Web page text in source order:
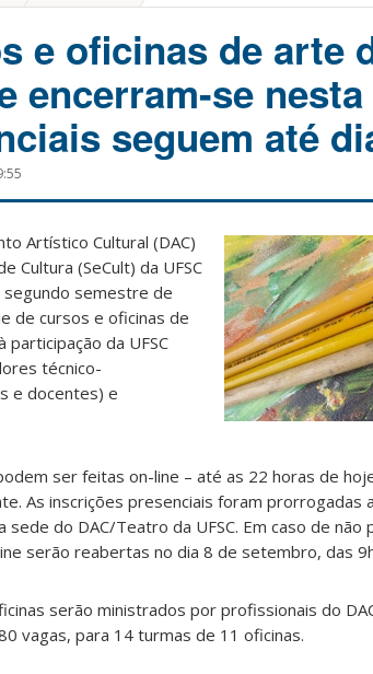
e oficinas de arte
encerram-se
seguem até
Artístico Cultural (DAC)
Cultura (SeCult) da UFSC
semestre de
de cursos e oficinas de
participação da UFSC
técnico-
e docentes) e
ser feitas on-line – até as 22 horas de
As inscrições presenciais foram
sede do DAC/Teatro da UFSC. Em caso de
serão reabertas no dia 8 de setembro, das
serão ministrados por profissionais do
vagas, para 14 turmas de 11 oficinas.